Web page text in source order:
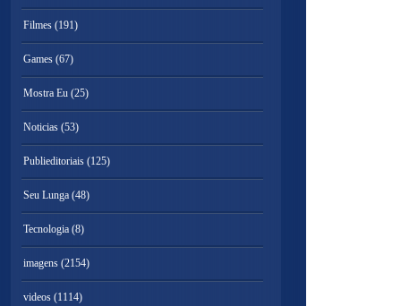
Filmes (191)
Games (67)
Mostra Eu (25)
Noticias (53)
Publieditoriais (125)
Seu Lunga (48)
Tecnologia (8)
imagens (2154)
videos (1114)